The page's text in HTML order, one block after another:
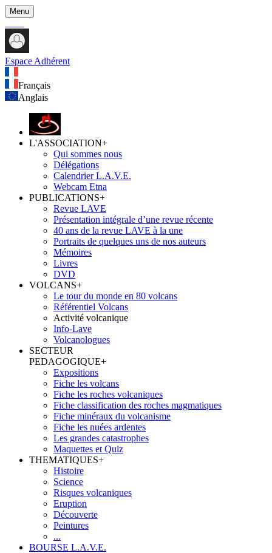
Menu
Espace Adhérent
Français
Anglais
L'ASSOCIATION+
Qui sommes nous
Délégations
Calendrier L.A.V.E.
Webcam Etna
PUBLICATIONS+
Revue LAVE
Présentation intégrale d’une revue récente
40 ans de la revue LAVE à la une
Portraits de quelques uns de nos auteurs
Mémoires
Livres
DVD
VOLCANS+
Le tour du monde en 80 volcans
Référentiel Volcans
Activité volcanique
Info-Lave
Volcanologues
SECTEUR
PEDAGOGIQUE+
Expositions
Fiche les volcans
Fiche les roches volcaniques
Fiche classification des roches magmatiques
Fiche minéraux du volcanisme
Fiche les nuées ardentes
Les grandes catastrophes
Maquettes et Quiz
THEMATIQUES+
Histoire
Science
Risques volcaniques
Eruption
Découverte
Peintures
...
BOURSE L.A.V.E.